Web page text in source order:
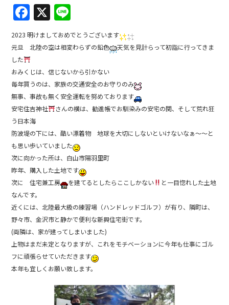
F
a
c
e
b
o
o
k
X
n
e
2023 明けましておめでとうございます
元旦 北陸の空は相変わらずの鉛色
天気を見計らって初詣に行ってきま
した
おみくじは、信じないから引かない
毎年買うのは、家族の交通安全のお守りのみ
無事、事故も無く安全運転を努めております
安宅住吉神社
さんの横は、勧進帳でお馴染みの安宅の関、そして荒れ狂
う日本海
防波堤の下には、酷い漂着物 地球を大切にしないといけないなぁ〜〜と
も思い歩いていました
次に向かった所は、白山市陽羽里町
昨年、購入した土地です
次に 住宅兼工房
を建てるとしたらここしかない
と一目惚れした土地
なんです。
近くには、北陸最大級の練習場（ハンドレッドゴルフ）が有り、隣町は、
野々市、金沢市と静かで便利な新興住宅街です。
(両隣は、家が建ってしまいました)
上物はまだ未定となりますが、これをモチベーションに今年も仕事にゴル
フに頑張らせていただきます
本年も宜しくお願い致します。